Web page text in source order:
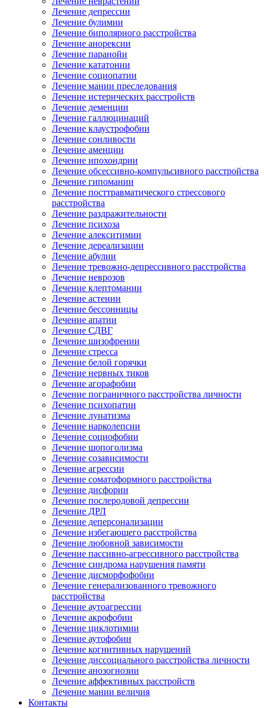
Лечение депрессии
Лечение булимии
Лечение биполярного расстройства
Лечение анорексии
Лечение паранойи
Лечение кататонии
Лечение социопатии
Лечение мании преследования
Лечение истерических расстройств
Лечение деменции
Лечение галлюцинаций
Лечение клаустрофобии
Лечение сонливости
Лечение аменции
Лечение ипохондрии
Лечение обсессивно-компульсивного расстройства
Лечение гипомании
Лечение посттравматического стрессового
расстройства
Лечение раздражительности
Лечение психоза
Лечение алекситимии
Лечение дереализации
Лечение абулии
Лечение тревожно-депрессивного расстройства
Лечение неврозов
Лечение клептомании
Лечение астении
Лечение бессонницы
Лечение апатии
Лечение СДВГ
Лечение шизофрении
Лечение стресса
Лечение белой горячки
Лечение нервных тиков
Лечение агорафобии
Лечение пограничного расстройства личности
Лечение психопатии
Лечение лунатизма
Лечение нарколепсии
Лечение социофобии
Лечение шопоголизма
Лечение созависимости
Лечение агрессии
Лечение соматоформного расстройства
Лечение дисфории
Лечение послеродовой депрессии
Лечение ДРЛ
Лечение деперсонализации
Лечение избегающего расстройства
Лечение любовной зависимости
Лечение пассивно-агрессивного расстройства
Лечение синдрома нарушения памяти
Лечение дисморфофобии
Лечение генерализованного тревожного
расстройства
Лечение аутоагрессии
Лечение акрофобии
Лечение циклотимии
Лечение аутофобии
Лечение когнитивных нарушений
Лечение диссоциального расстройства личности
Лечение анозогнозии
Лечение аффективных расстройств
Лечение мании величия
Контакты